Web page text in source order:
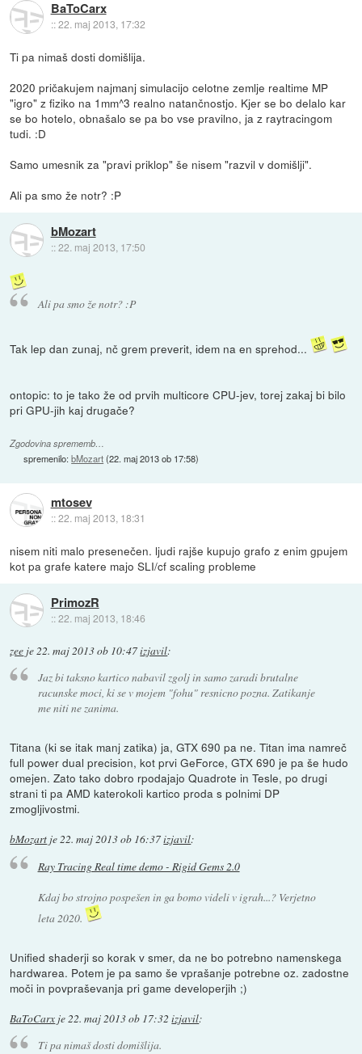
BaToCarx
::22. maj 2013, 17:32
Ti pa nimaš dosti domišlija.
2020 pričakujem najmanj simulacijo celotne zemlje realtime MP
"igro" z fiziko na 1mm^3 realno natančnostjo. Kjer se bo delalo kar
se bo hotelo, obnašalo se pa bo vse pravilno, ja z raytracingom
tudi. :D
Samo umesnik za "pravi priklop" še nisem "razvil v domišlji".
Ali pa smo že notr? :P
bMozart
::22. maj 2013, 17:50
Ali pa smo že notr? :P
Tak lep dan zunaj, nč grem preverit, idem na en sprehod...
ontopic: to je tako že od prvih multicore CPU-jev, torej zakaj bi bilo
pri GPU-jih kaj drugače?
Zgodovina sprememb…
spremenilo:bMozart(22. maj 2013 ob 17:58)
mtosev
::22. maj 2013, 18:31
nisem niti malo presenečen. ljudi rajše kupujo grafo z enim gpujem
kot pa grafe katere majo SLI/cf scaling probleme
PrimozR
::22. maj 2013, 18:46
zee je22. maj 2013 ob 10:47izjavil:
Jaz bi taksno kartico nabavil zgolj in samo zaradi brutalne
racunske moci, ki se v mojem "fohu" resnicno pozna. Zatikanje
me niti ne zanima.
Titana (ki se itak manj zatika) ja, GTX 690 pa ne. Titan ima namreč
full power dual precision, kot prvi GeForce, GTX 690 je pa še hudo
omejen. Zato tako dobro rpodajajo Quadrote in Tesle, po drugi
strani ti pa AMD katerokoli kartico proda s polnimi DP
zmogljivostmi.
bMozart je22. maj 2013 ob 16:37izjavil:
Ray Tracing Real time demo - Rigid Gems 2.0
Kdaj bo strojno pospešen in ga bomo videli v igrah...? Verjetno
leta 2020.
Unified shaderji so korak v smer, da ne bo potrebno namenskega
hardwarea. Potem je pa samo še vprašanje potrebne oz. zadostne
moči in povpraševanja pri game developerjih ;)
BaToCarx je22. maj 2013 ob 17:32 izjavil:
Ti pa nimaš dosti domišlija.